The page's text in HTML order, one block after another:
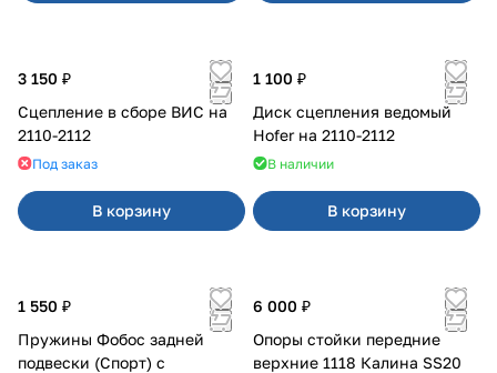
3 150 ₽
Сцепление в сборе ВИС на
2110-2112
Под заказ
В корзину
1 100 ₽
Диск сцепления ведомый
Hofer на 2110-2112
В наличии
В корзину
1 550 ₽
Пружины Фобос задней
подвески (Спорт) с
6 000 ₽
Опоры стойки передние
верхние 1118 Калина SS20